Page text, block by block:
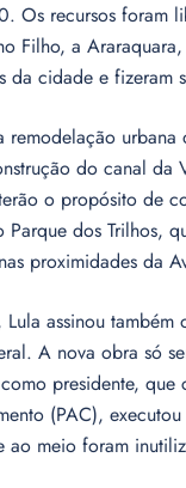
Os recursos foram
Filho, a
da cidade e fizeram
remodelação
do canal da
o propósito de
Parque dos Trilhos,
proximidades da
Lula assinou
A nova obra só
presidente,
(PAC),
ao meio foram